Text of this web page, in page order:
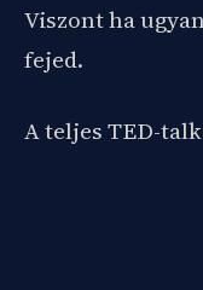
Viszont ha
fejed.
A teljes TED-